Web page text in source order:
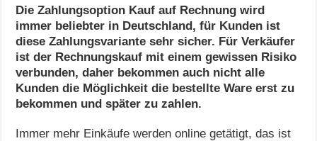
Die Zahlungsoption Kauf auf Rechnung wird
immer beliebter in Deutschland, für Kunden ist
diese Zahlungsvariante sehr sicher. Für Verkäufer
ist der Rechnungskauf mit einem gewissen Risiko
verbunden, daher bekommen auch nicht alle
Kunden die Möglichkeit die bestellte Ware erst zu
bekommen und später zu zahlen.
Immer mehr Einkäufe werden online getätigt, das ist